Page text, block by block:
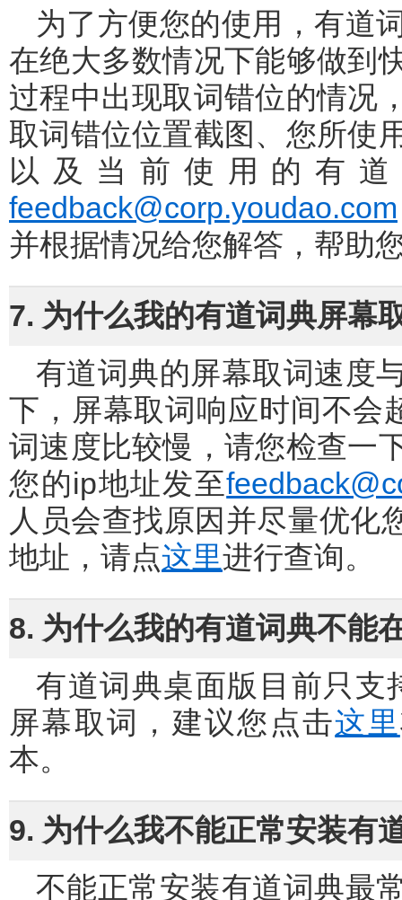
为了方便您的使用，有道词典桌面版提供了屏幕取词功能，并
在绝大多数情况下能够做到
过程中出现取词错位的情况
取词错位位置截图、您所使
以及当前使用的有
feedback@corp.youdao.com
并根据情况给您解答，帮助
7. 为什么我的有道词典屏幕
有道词典的屏幕取词速度与您的网速有关，在正常的网络环境
下，屏幕取词响应时间不会
词速度比较慢，请您检查一
您的ip地址发至
人员会查找原因并尽量优化
地址，请点这里进行查询。
8. 为什么我的有道词典不能
有道词典桌面版目前只支持Foxit Reader 2.2及其以上版本的
屏幕取词，建议您点击这里
本。
9. 为什么我不能正常安装有
不能正常安装有道词典最常见的原因是您不是计算机管理员，